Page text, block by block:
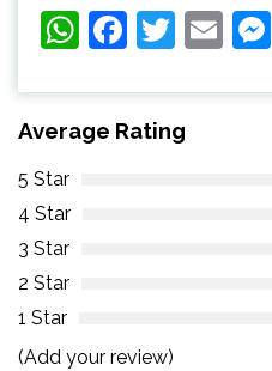
WhatsApp
Average Rating
5 Star
4 Star
3 Star
2 Star
1 Star
(Add your review)